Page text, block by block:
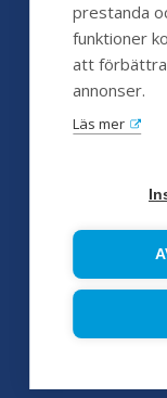
prestanda
funktioner
att förbättra
annonser.
Läs mer